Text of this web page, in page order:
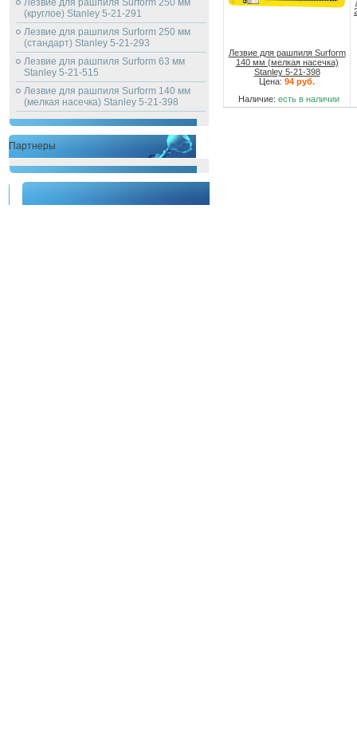
Лезвие для рашпиля Surform 250 мм
(круглое) Stanley 5-21-291
Лезвие для рашпиля Surform 250 мм
(стандарт) Stanley 5-21-293
Лезвие для рашпиля Surform 63 мм
Stanley 5-21-515
Лезвие для рашпиля Surform 140 мм
(мелкая насечка) Stanley 5-21-398
Партнеры
Лезвие для рашпиля Surform
140 мм (мелкая насечка)
Stanley 5-21-398
Цена: 94 руб.
Наличие: есть в наличии